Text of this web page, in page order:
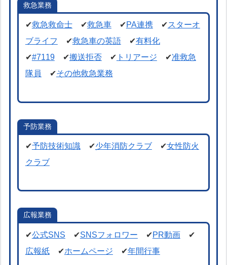
救急業務
✔救急救命士✔救急車✔PA連携✔スターオ
ブライフ
✔救急車の英語✔有料化
✔#7119✔搬送拒否✔ トリアージ ✔准救急
隊員
✔その他救急業務
予防業務
✔予防技術知識✔少年消防クラブ✔女性防火
クラブ
広報業務
✔公式SNS ✔SNSフォロワー ✔PR動画✔
広報紙✔ホームページ ✔年間行事